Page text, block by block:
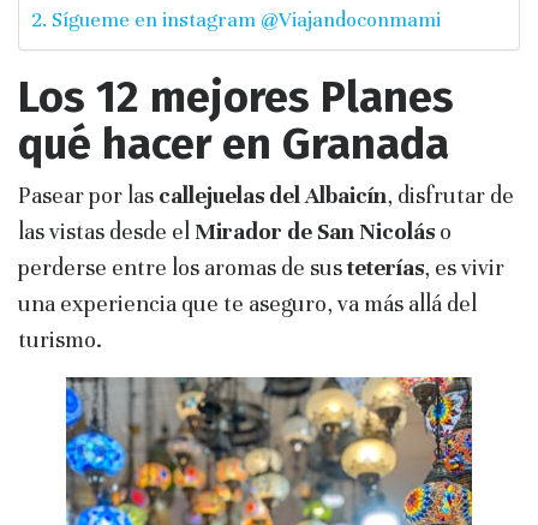
Sígueme en instagram @Viajandoconmami
Los 12 mejores Planes
qué hacer en Granada
Pasear por las callejuelas del Albaicín, disfrutar de
las vistas desde el Mirador de San Nicolás o
perderse entre los aromas de susteterías, es vivir
una experiencia que te aseguro, va más allá del
turismo.